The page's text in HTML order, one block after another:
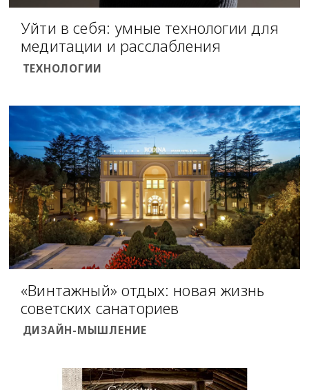
Уйти в себя: умные технологии для
медитации и расслабления
ТЕХНОЛОГИИ
«Винтажный» отдых: новая жизнь
советских санаториев
ДИЗАЙН-МЫШЛЕНИЕ